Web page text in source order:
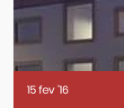
15fev'16